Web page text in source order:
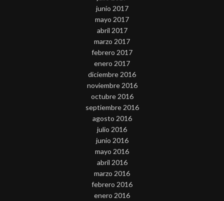
junio 2017
mayo 2017
abril 2017
marzo 2017
febrero 2017
enero 2017
diciembre 2016
noviembre 2016
octubre 2016
septiembre 2016
agosto 2016
julio 2016
junio 2016
mayo 2016
abril 2016
marzo 2016
febrero 2016
enero 2016